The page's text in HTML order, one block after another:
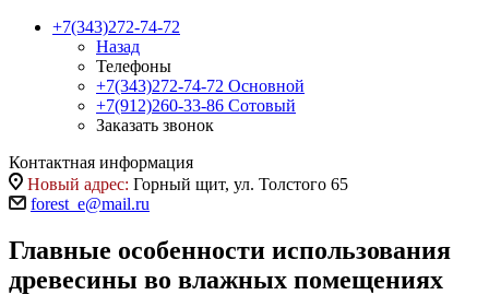
+7(343)272-74-72
Назад
Телефоны
+7(343)272-74-72 Основной
+7(912)260-33-86 Сотовый
Заказать звонок
Контактная информация
Новый адрес: Горный щит, ул. Толстого 65
forest_e@mail.ru
Главные особенности использования
древесины во влажных помещениях